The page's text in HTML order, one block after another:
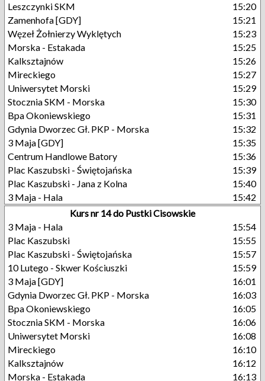
Leszczynki SKM
15:20
Zamenhofa [GDY]
15:21
Węzeł Żołnierzy Wyklętych
15:23
Morska - Estakada
15:25
Kalksztajnów
15:26
Mireckiego
15:27
Uniwersytet Morski
15:29
Stocznia SKM - Morska
15:30
Bpa Okoniewskiego
15:31
Gdynia Dworzec Gł. PKP - Morska
15:32
3 Maja [GDY]
15:35
Centrum Handlowe Batory
15:36
Plac Kaszubski - Świętojańska
15:39
Plac Kaszubski - Jana z Kolna
15:40
3 Maja - Hala
15:42
Kurs nr 14 do Pustki Cisowskie
3 Maja - Hala
15:54
Plac Kaszubski
15:55
Plac Kaszubski - Świętojańska
15:57
10 Lutego - Skwer Kościuszki
15:59
3 Maja [GDY]
16:01
Gdynia Dworzec Gł. PKP - Morska
16:03
Bpa Okoniewskiego
16:05
Stocznia SKM - Morska
16:06
Uniwersytet Morski
16:08
Mireckiego
16:10
Kalksztajnów
16:12
Morska - Estakada
16:13